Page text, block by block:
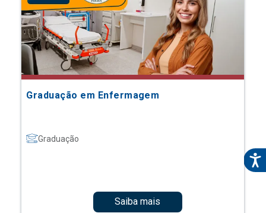
Graduação em Enfermagem
Graduação
Saiba mais